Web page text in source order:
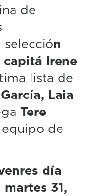
de
selección
capitá Irene
lista de
Laia
Tere
de
día
31,